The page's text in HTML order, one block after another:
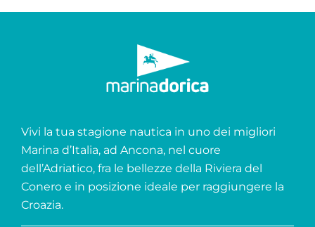
Vivi la tua stagione nautica in uno dei migliori
Marina d’Italia, ad Ancona, nel cuore
dell’Adriatico, fra le bellezze della Riviera del
Conero e in posizione ideale per raggiungere la
Croazia.